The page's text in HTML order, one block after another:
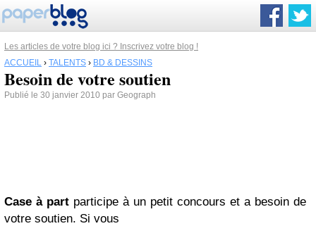
Les articles de votre blog ici ? Inscrivez votre blog !
ACCUEIL › TALENTS › BD & DESSINS
Besoin de votre soutien
Publié le 30 janvier 2010 par Geograph
Case à part participe à un petit concours et a besoin de
votre soutien. Si vous